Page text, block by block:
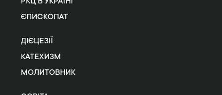
ЄПИСКОПАТ
ДІЄЦЕЗІЇ
КАТЕХИЗМ
МОЛИТОВНИК